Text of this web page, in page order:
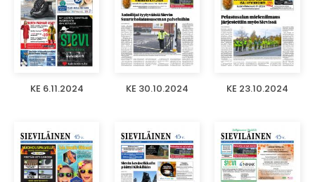
KE 6.11.2024 KE 30.10.2024 KE 23.10.2024